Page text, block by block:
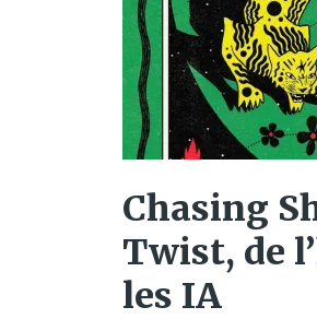
Chasing
Twist, de
les IA